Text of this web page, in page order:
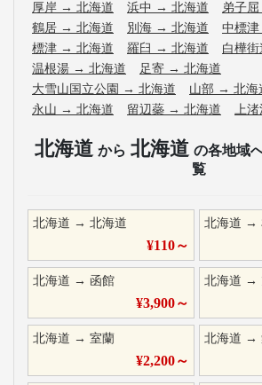
厚岸 → 北海道 浜中 → 北海道 弟子屈
鶴居 → 北海道 別海 → 北海道 中標津
標津 → 北海道 羅臼 → 北海道 白樺街
温根湯 → 北海道 足寄 → 北海道
大雪山国立公園 → 北海道 山部 → 北海
永山 → 北海道 留辺蘂 → 北海道 上渚
北海道 から 北海道 の各地域
覧
北海道 → 北海道
¥110～
北海道 →
北海道 → 函館
¥3,900～
北海道 →
北海道 → 室蘭
¥2,200～
北海道 →